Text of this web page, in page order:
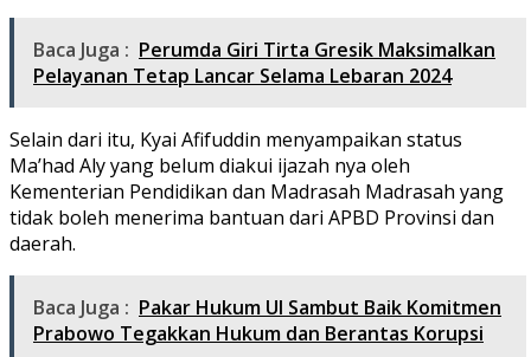
Baca Juga : Perumda Giri Tirta Gresik Maksimalkan
Pelayanan Tetap Lancar Selama Lebaran 2024
Selain dari itu, Kyai Afifuddin menyampaikan status
Ma’had Aly yang belum diakui ijazah nya oleh
Kementerian Pendidikan dan Madrasah Madrasah yang
tidak boleh menerima bantuan dari APBD Provinsi dan
daerah.
Baca Juga : Pakar Hukum UI Sambut Baik Komitmen
Prabowo Tegakkan Hukum dan Berantas Korupsi